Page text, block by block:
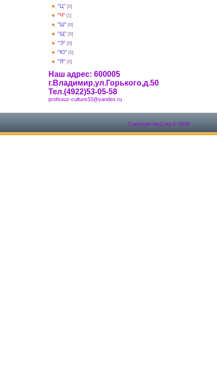
"Ц" [0]
"Ч" [1]
"Ш" [0]
"Щ" [0]
"Э" [0]
"Ю" [0]
"Я" [0]
Наш адрес: 600005
г.Владимир,ул.Горького,д.50
Тел.(4922)53-05-58
profsouz-culture33@yandex.ru
Copyright MyCorp © 2026